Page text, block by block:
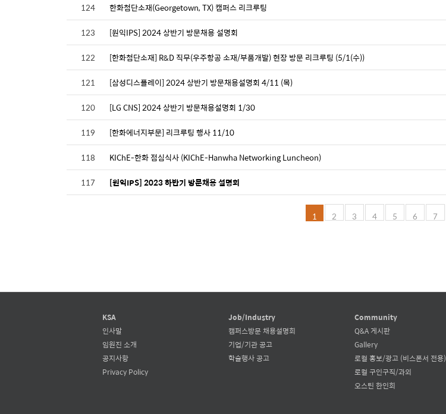
124
한화첨단소재(Georgetown, TX) 캠퍼스 리크루팅
123
[원익IPS] 2024 상반기 방문채용 설명회
122
[한화첨단소재] R&D 직무(우주항공 소재/부품개발) 현장 방문 리크루팅 (5/1(수))
121
[삼성디스플레이] 2024 상반기 방문채용설명회 4/11 (목)
120
[LG CNS] 2024 상반기 방문채용설명회 1/30
119
[한화에너지부문] 리크루팅 행사 11/10
118
KIChE-한화 점심식사 (KIChE-Hanwha Networking Luncheon)
117
[원익IPS] 2023 하반기 방문채용 설명회
1 2 3 4 5 6 7
KSA
인사말
임원진 소개
공지사항
Privacy Policy
Job/Industry
캠퍼스방문 채용설명회
기업/기관 공고
학술행사 공고
Community
Q&A 게시판
Gallery
로컬 홍보/광고 (비스폰서 전용)
로컬 구인구직/과외
오스틴 한인회